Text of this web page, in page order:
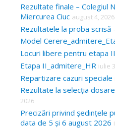
Rezultate finale – Colegiul
Miercurea Ciuc august 4, 2026
Rezultatele la proba scrisă
Model
Locuri libere pentru etapa
Etapa II_admitere_HR iulie
Repartizare cazuri speciale
Rezultate la selecția
2026
Precizări privind ședințele
data de 5 și 6 august 2026